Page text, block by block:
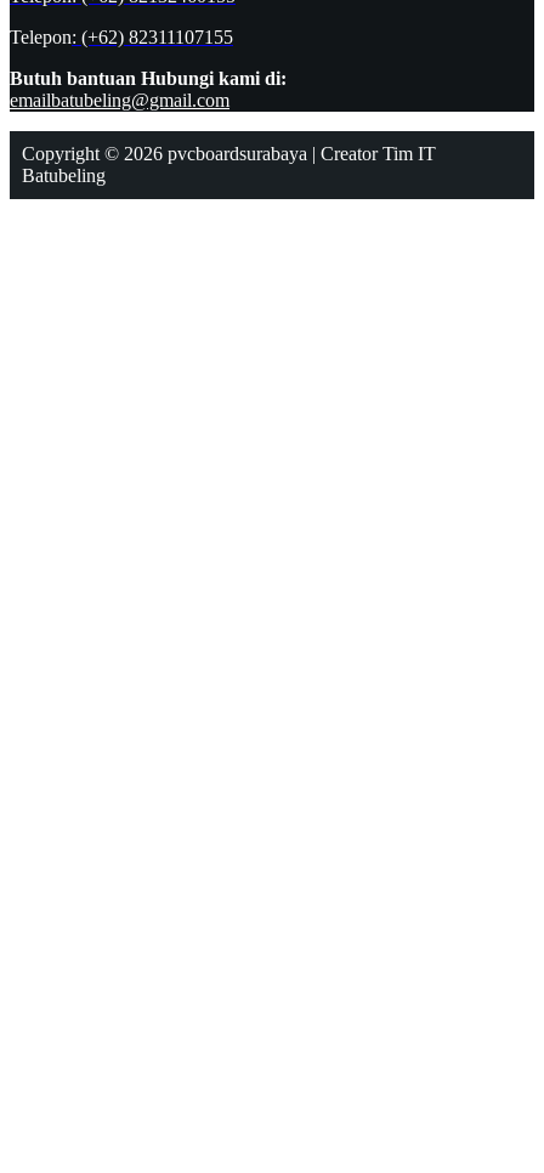
Telepon: (+62) 82311107155
Butuh bantuan Hubungi kami di:
emailbatubeling@gmail.com
Copyright © 2026 pvcboardsurabaya | Creator Tim IT
Batubeling